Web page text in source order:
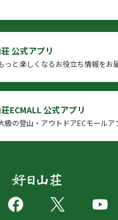
公式アプリ
っと楽しくなるお役立ち情報をお
ECMALL 公式アプリ
級の登山・アウトドアECモールア